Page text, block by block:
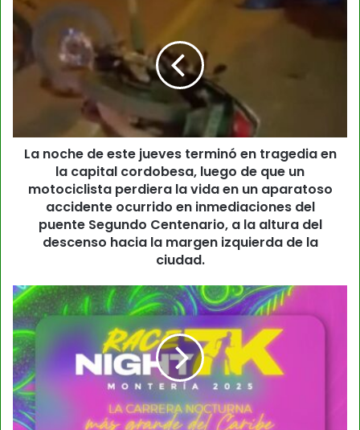
La noche de este jueves terminó en tragedia en
la capital cordobesa, luego de que un
motociclista perdiera la vida en un aparatoso
accidente ocurrido en inmediaciones del
puente Segundo Centenario, a la altura del
descenso hacia la margen izquierda de la
ciudad.